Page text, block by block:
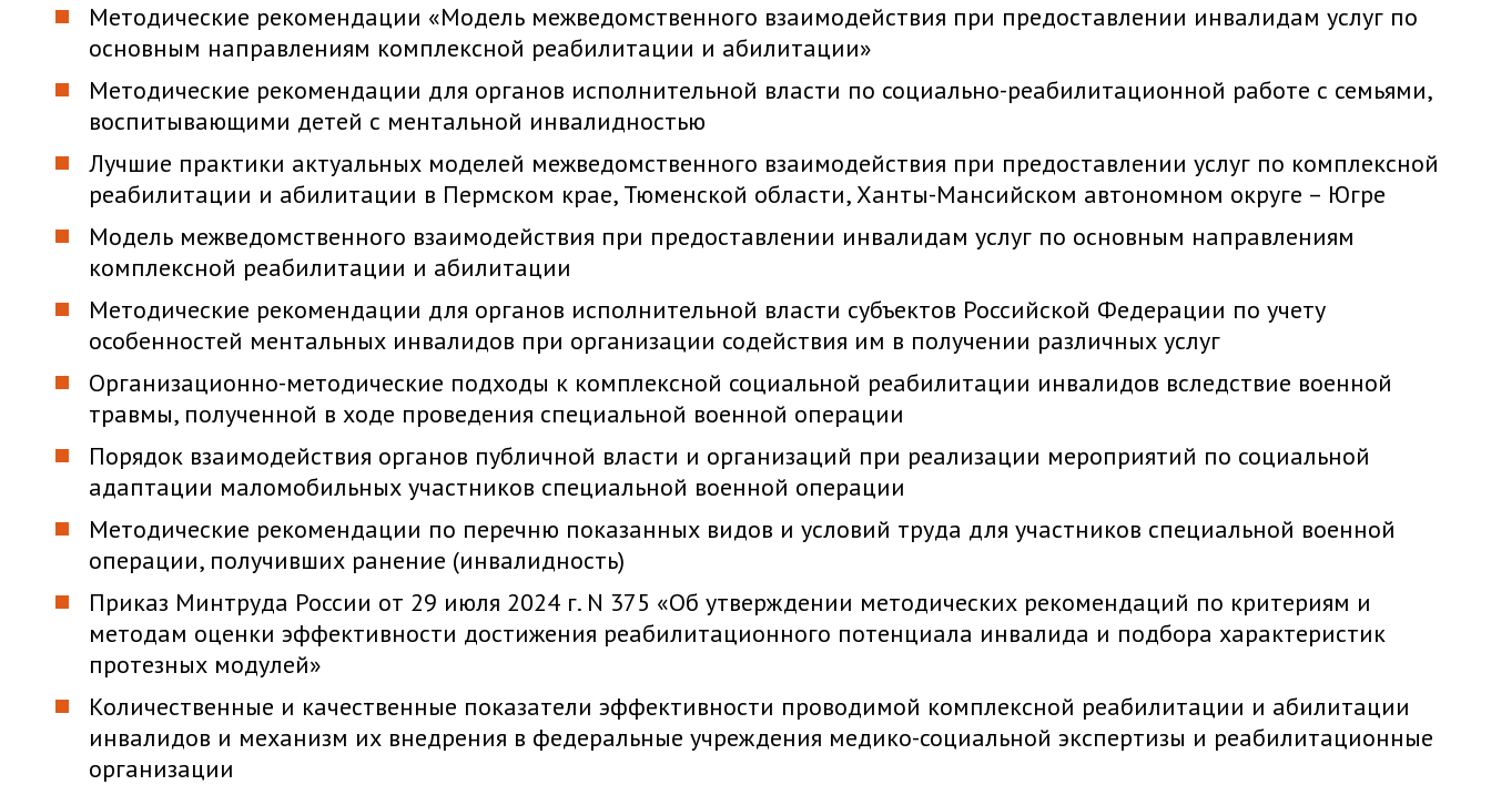
Методические рекомендации «Модель межведомственного взаимодействия при предоставлении инвалидам услуг по
основным направлениям комплексной реабилитации и абилитации»
Методические рекомендации для органов исполнительной власти по социально-реабилитационной работе с семьями,
воспитывающими детей с ментальной инвалидностью
Лучшие практики актуальных моделей межведомственного взаимодействия при предоставлении услуг по комплексной
реабилитации и абилитации в Пермском крае, Тюменской области, Ханты-Мансийском автономном округе – Югре
Модель межведомственного взаимодействия при предоставлении инвалидам услуг по основным направлениям
комплексной реабилитации и абилитации
Методические рекомендации для органов исполнительной власти субъектов Российской Федерации по учету
особенностей ментальных инвалидов при организации содействия им в получении различных услуг
Организационно-методические подходы к комплексной социальной реабилитации инвалидов вследствие военной
травмы, полученной в ходе проведения специальной военной операции
Порядок взаимодействия органов публичной власти и организаций при реализации мероприятий по социальной
адаптации маломобильных участников специальной военной операции
Методические рекомендации по перечню показанных видов и условий труда для участников специальной военной
операции, получивших ранение (инвалидность)
Приказ Минтруда России от 29 июля 2024 г. N 375 «Об утверждении методических рекомендаций по критериям и
методам оценки эффективности достижения реабилитационного потенциала инвалида и подбора характеристик
протезных модулей»
Количественные и качественные показатели эффективности проводимой комплексной реабилитации и абилитации
инвалидов и механизм их внедрения в федеральные учреждения медико-социальной экспертизы и реабилитационные
организации